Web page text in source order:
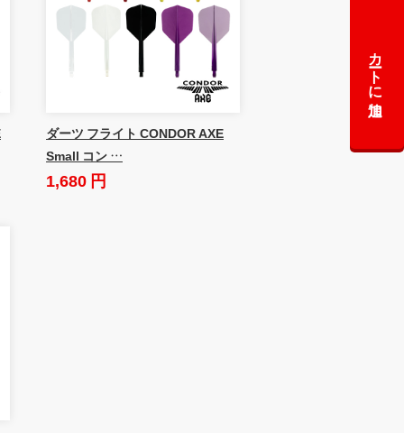
カートに追加
ダーツ フライト CONDOR AXE
Small コン …
1,680 円